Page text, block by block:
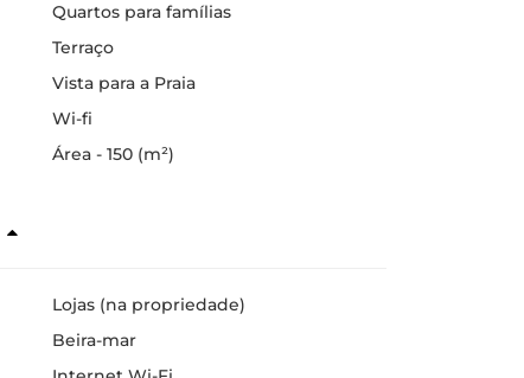
Quartos para famílias
Terraço
Vista para a Praia
Wi-fi
Área - 150 (m²)
Lojas (na propriedade)
Beira-mar